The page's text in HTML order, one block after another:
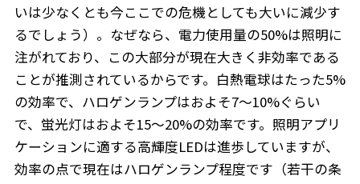
いは少なくとも今ここでの危機としても大いに減少す
るでしょう）。なぜなら、電力使用量の50%は照明に
注がれており、この大部分が現在大きく非効率である
ことが推測されているからです。白熱電球はたった5%
の効率で、ハロゲンランプはおよそ7～10%ぐらい
で、蛍光灯はおよそ15～20%の効率です。照明アプリ
ケーションに適する高輝度LEDは進歩していますが、
効率の点で現在はハロゲンランプ程度です（若干の条